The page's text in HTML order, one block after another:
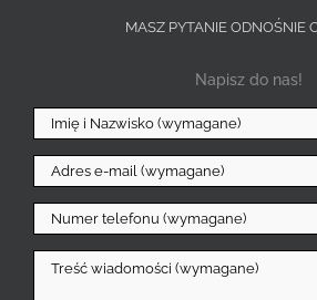
MASZ PYTANIE ODNOŚNIE
Napisz do nas!